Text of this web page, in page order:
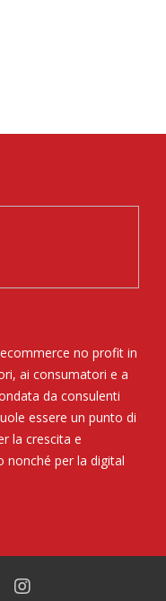
no profit in
ai consumatori e a
da consulenti
essere un punto di
la crescita e
nonché per la digital